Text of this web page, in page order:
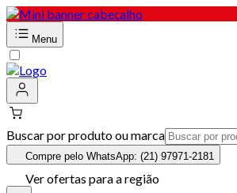
Menu
Buscar por produto ou marca
Compre pelo WhatsApp: (21) 97971-2181
Ver ofertas para a região